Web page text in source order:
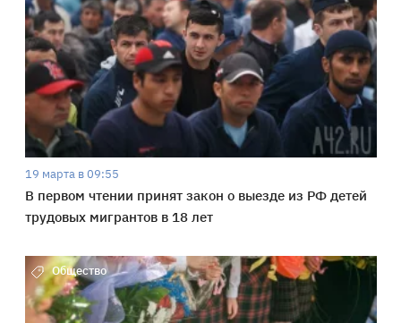
19 марта в 09:55
В первом чтении принят закон о выезде из РФ детей
трудовых мигрантов в 18 лет
Общество